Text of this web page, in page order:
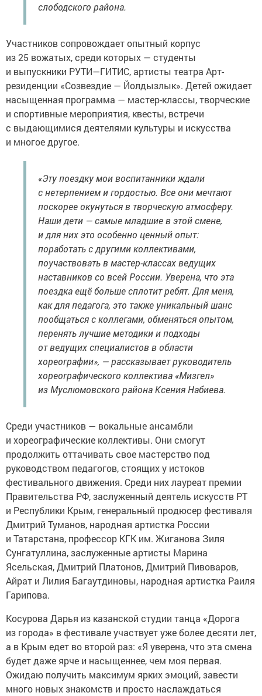
слободского района.
Участников сопровождает опытный корпус
из 25 вожатых, среди которых — студенты
и выпускники РУТИ—ГИТИС, артисты театра Арт-
резиденции «Созвездие — Йолдызлык». Детей ожидает
насыщенная программа — мастер-классы, творческие
и спортивные мероприятия, квесты, встречи
с выдающимися деятелями культуры и искусства
и многое другое.
«Эту поездку мои воспитанники ждали
с нетерпением и гордостью. Все они мечтают
поскорее окунуться в творческую атмосферу.
Наши дети — самые младшие в этой смене,
и для них это особенно ценный опыт:
поработать с другими коллективами,
поучаствовать в мастер-классах ведущих
наставников со всей России. Уверена, что эта
поездка ещё больше сплотит ребят. Для меня,
как для педагога, это также уникальный шанс
пообщаться с коллегами, обменяться опытом,
перенять лучшие методики и подходы
от ведущих специалистов в области
хореографии», — рассказывает руководитель
хореографического коллектива «Мизгел»
из Муслюмовского района Ксения Набиева.
Среди участников — вокальные ансамбли
и хореографические коллективы. Они смогут
продолжить оттачивать свое мастерство под
руководством педагогов, стоящих у истоков
фестивального движения. Среди них лауреат премии
Правительства РФ, заслуженный деятель искусств РТ
и Республики Крым, генеральный продюсер фестиваля
Дмитрий Туманов, народная артистка России
и Татарстана, профессор КГК им. Жиганова Зиля
Сунгатуллина, заслуженные артисты Марина
Ясельская, Дмитрий Платонов, Дмитрий Пивоваров,
Айрат и Лилия Багаутдиновы, народная артистка Раиля
Гарипова.
Косурова Дарья из казанской студии танца «Дорога
из города» в фестивале участвует уже более десяти лет,
а в Крым едет во второй раз: «Я уверена, что эта смена
будет даже ярче и насыщеннее, чем моя первая.
Ожидаю получить максимум ярких эмоций, завести
много новых знакомств и просто наслаждаться